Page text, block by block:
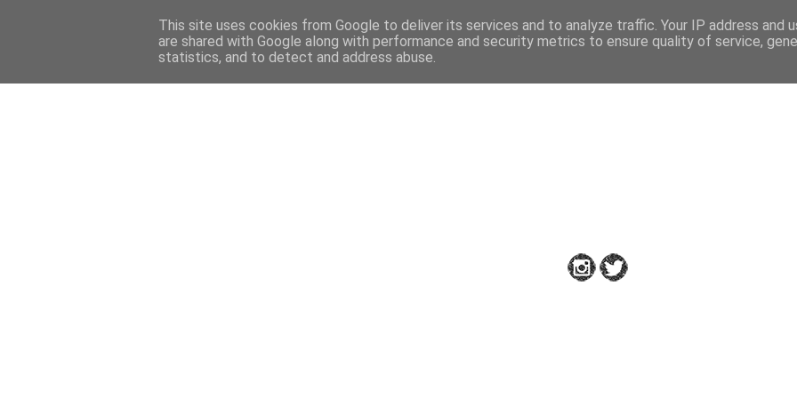
This site uses cookies from Google to deliver its services and to analyze traffic. Your IP address and
are shared with Google along with performance and security metrics to ensure quality of service,
statistics, and to detect and address abuse.